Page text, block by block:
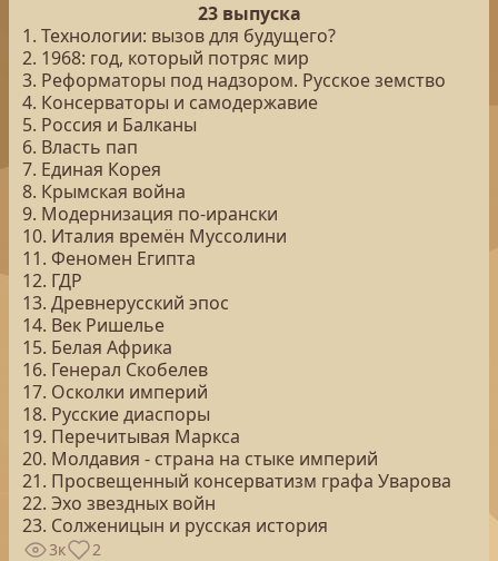
23 выпуска
1. Технологии: вызов для будущего?
2. 1968: год, который потряс мир
3. Реформаторы под надзором. Русское земство
4. Консерваторы и самодержавие
5. Россия и Балканы
6. Власть пап
7. Единая Корея
8. Крымская война
9. Модернизация по-ирански
10. Италия времён Муссолини
11. Феномен Египта
12. ГДР
13. Древнерусский эпос
14. Век Ришелье
15. Белая Африка
16. Генерал Скобелев
17. Осколки империй
18. Русские диаспоры
19. Перечитывая Маркса
20. Молдавия - страна на стыке империй
21. Просвещенный консерватизм графа Уварова
22. Эхо звездных войн
23. Солженицын и русская история
3к 2